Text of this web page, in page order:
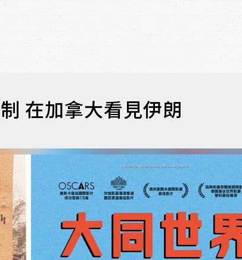
在加拿大看見伊朗